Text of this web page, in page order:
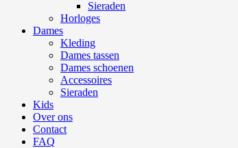
Sieraden
Horloges
Dames
Kleding
Dames tassen
Dames schoenen
Accessoires
Sieraden
Kids
Over ons
Contact
FAQ